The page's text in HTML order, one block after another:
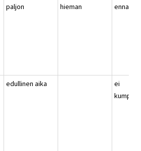
paljon
hieman
edullinen aika
ei